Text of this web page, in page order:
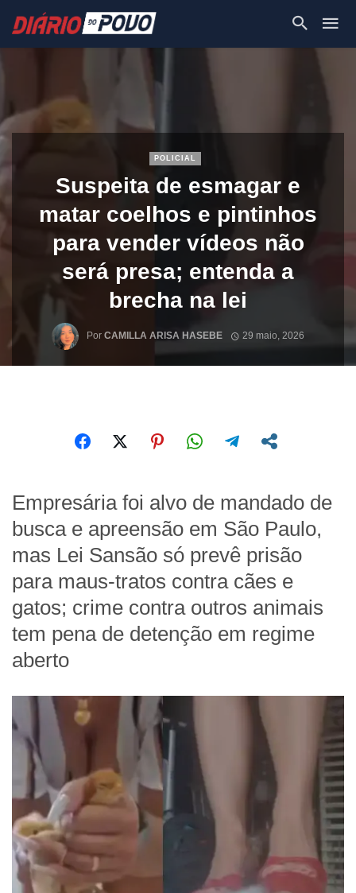
POLICIAL
Suspeita de esmagar e
matar coelhos e pintinhos
para vender vídeos não
será presa; entenda a
brecha na lei
Por CAMILLA ARISA HASEBE 29 maio, 2026
Empresária foi alvo de mandado de
busca e apreensão em São Paulo,
mas Lei Sansão só prevê prisão
para maus-tratos contra cães e
gatos; crime contra outros animais
tem pena de detenção em regime
aberto